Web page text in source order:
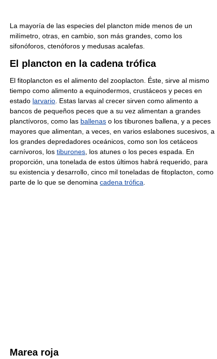
La mayoría de las especies del plancton mide menos de un
milímetro, otras, en cambio, son más grandes, como los
sifonóforos, ctenóforos y medusas acalefas.
El plancton en la cadena trófica
El fitoplancton es el alimento del zooplacton. Éste, sirve al mismo
tiempo como alimento a equinodermos, crustáceos y peces en
estado larvario . Estas larvas al crecer sirven como alimento a
bancos de pequeños peces que a su vez alimentan a grandes
planctívoros, como las ballenas o los tiburones ballena, y a peces
mayores que alimentan, a veces, en varios eslabones sucesivos, a
los grandes depredadores oceánicos, como son los cetáceos
carnívoros, los tiburones , los atunes o los peces espada. En
proporción, una tonelada de estos últimos habrá requerido, para
su existencia y desarrollo, cinco mil toneladas de fitoplacton, como
parte de lo que se denomina cadena trófica
Marea roja